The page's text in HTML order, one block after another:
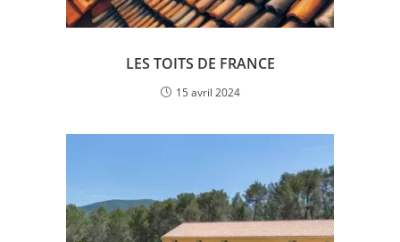
LES TOITS DE FRANCE
15 avril 2024